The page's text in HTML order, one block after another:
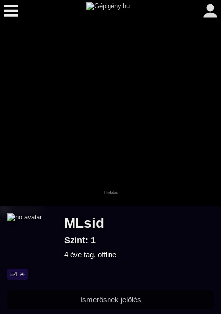
MLsid
Szint: 1
4 éve tag, offline
54 ☀
Ismerősnek jelölés